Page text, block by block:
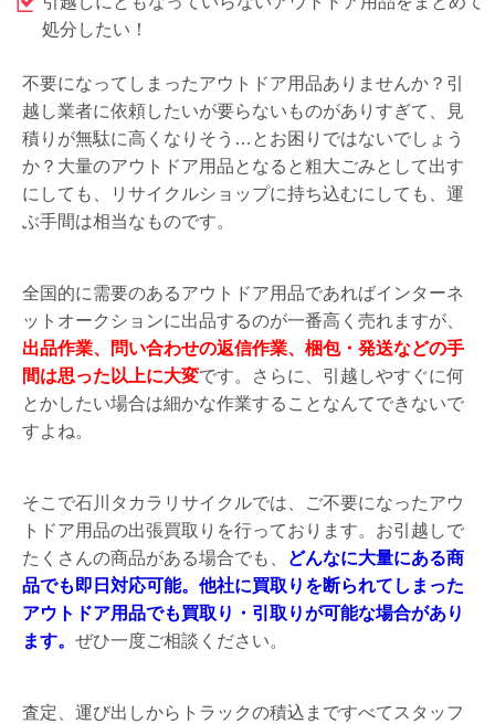
処分したい！
不要になってしまったアウトドア用品ありませんか？引
越し業者に依頼したいが要らないものがありすぎて、見
積りが無駄に高くなりそう…とお困りではないでしょう
か？大量のアウトドア用品となると粗大ごみとして出す
にしても、リサイクルショップに持ち込むにしても、運
ぶ手間は相当なものです。
全国的に需要のあるアウトドア用品であればインターネ
ットオークションに出品するのが一番高く売れますが、
出品作業、問い合わせの返信作業、梱包・発送などの手
間は思った以上に大変です。さらに、引越しやすぐに何
とかしたい場合は細かな作業することなんてできないで
すよね。
そこで石川タカラリサイクルでは、ご不要になったアウ
トドア用品の出張買取りを行っております。お引越しで
たくさんの商品がある場合でも、
どんなに大量にある商
品でも即日対応可能。他社に買取りを断られてしまった
アウトドア用品でも買取り・引取りが可能な場合があり
ます。 ぜひ一度ご相談ください。
査定、運び出しからトラックの積込まですべてスタッフ